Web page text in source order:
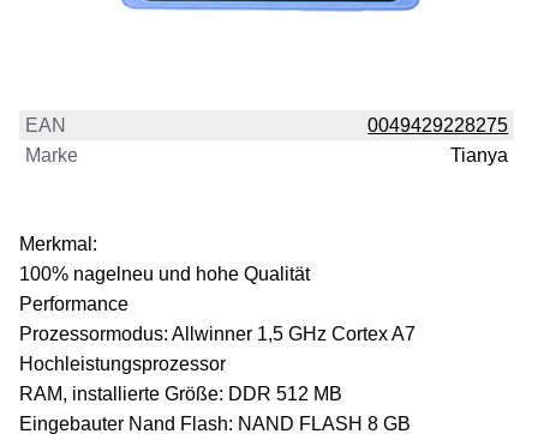
EAN
0049429228275
Marke
Tianya
Merkmal:
100% nagelneu und hohe Qualität
Performance
Prozessormodus: Allwinner 1,5 GHz Cortex A7
Hochleistungsprozessor
RAM, installierte Größe: DDR 512 MB
Eingebauter Nand Flash: NAND FLASH 8 GB